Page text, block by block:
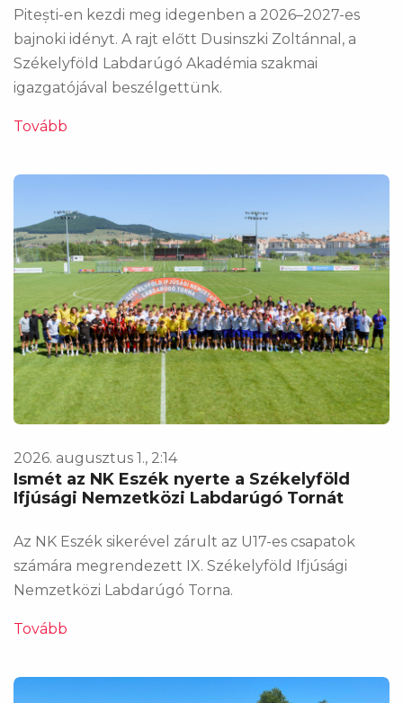
Pitești-en kezdi meg idegenben a 2026–2027-es
bajnoki idényt. A rajt előtt Dusinszki Zoltánnal, a
Székelyföld Labdarúgó Akadémia szakmai
igazgatójával beszélgettünk.
Tovább
2026. augusztus 1., 2:14
Ismét az NK Eszék nyerte a Székelyföld
Ifjúsági Nemzetközi Labdarúgó Tornát
Az NK Eszék sikerével zárult az U17-es csapatok
számára megrendezett IX. Székelyföld Ifjúsági
Nemzetközi Labdarúgó Torna.
Tovább